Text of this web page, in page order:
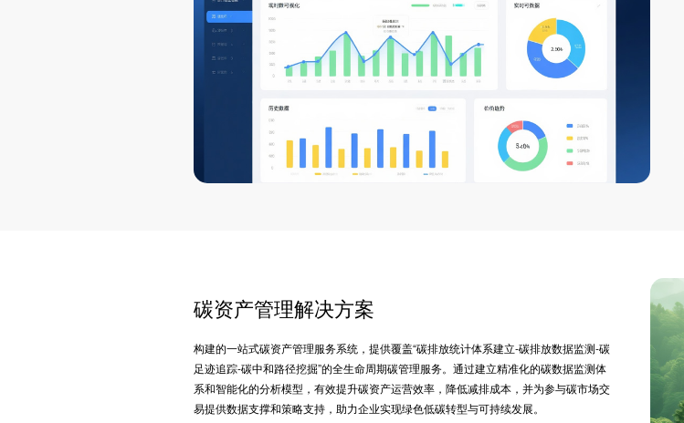
碳资产管理解决方案
构建的一站式碳资产管理服务系统，提供覆盖“碳排放统计体系建立-碳排放数据监测-碳
足迹追踪-碳中和路径挖掘”的全生命周期碳管理服务。通过建立精准化的碳数据监测体
系和智能化的分析模型，有效提升碳资产运营效率，降低减排成本，并为参与碳市场交
易提供数据支撑和策略支持，助力企业实现绿色低碳转型与可持续发展。